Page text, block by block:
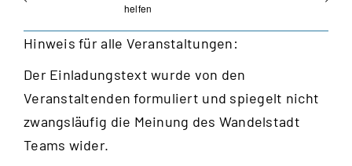
helfen
Hinweis für alle Veranstaltungen:
Der Einladungstext wurde von den
Veranstaltenden formuliert und spiegelt nicht
zwangsläufig die Meinung des Wandelstadt
Teams wider.